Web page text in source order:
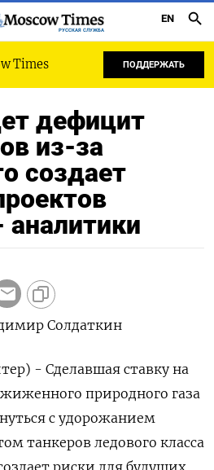
РУССКАЯ СЛУЖБА
EN
Times ПОДДЕРЖАТЬ
дефицит
из-за
создает
аналитики
Солдаткин
- Сделавшая ставку на
природного газа
с удорожанием
танкеров ледового класса
риски для будущих